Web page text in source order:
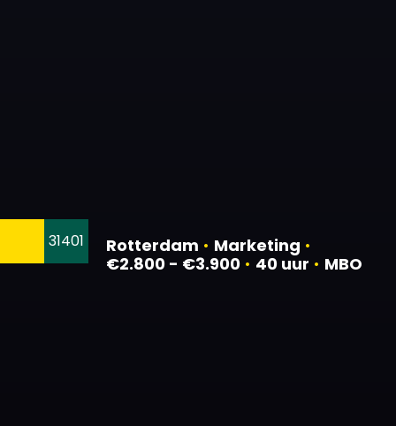
Rotterdam • Marketing •
€2.800 - €3.900 • 40 uur • MBO
31401